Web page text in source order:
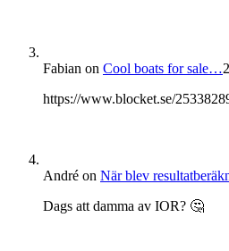
Fabian on Cool boats for sale…
https://www.blocket.se/
André on När blev
Dags att damma av IOR? 🤔